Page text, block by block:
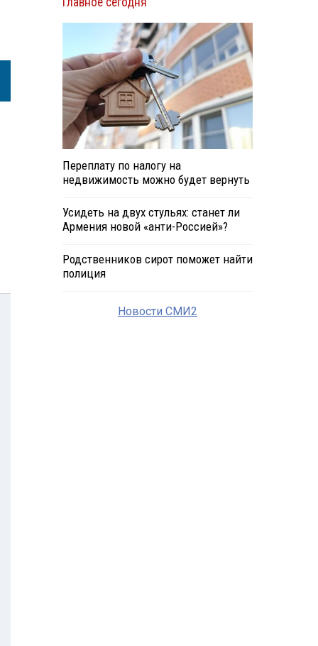
Переплату по налогу на
недвижимость можно будет вернуть
Усидеть на двух стульях: станет ли
Армения новой «анти-Россией»?
Родственников сирот поможет найти
полиция
Новости СМИ2